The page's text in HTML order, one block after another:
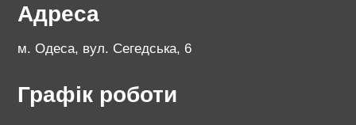
Адреса
м. Одеса, вул. Сегедська, 6
Графік роботи